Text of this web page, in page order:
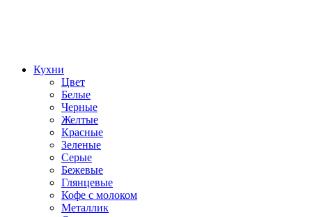
Кухни
Цвет
Белые
Черные
Желтые
Красные
Зеленые
Серые
Бежевые
Глянцевые
Кофе с молоком
Металлик